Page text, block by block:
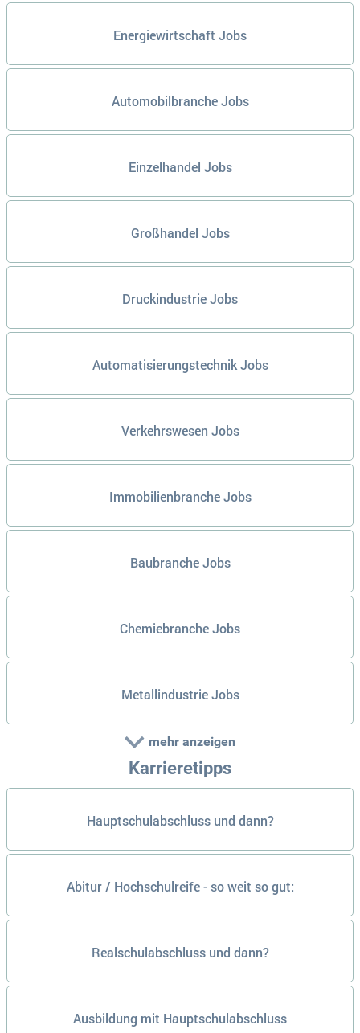
Energiewirtschaft Jobs
Automobilbranche Jobs
Einzelhandel Jobs
Großhandel Jobs
Druckindustrie Jobs
Automatisierungstechnik Jobs
Verkehrswesen Jobs
Immobilienbranche Jobs
Baubranche Jobs
Chemiebranche Jobs
Metallindustrie Jobs
mehr anzeigen
Karrieretipps
Hauptschulabschluss und dann?
Abitur / Hochschulreife - so weit so gut:
Realschulabschluss und dann?
Ausbildung mit Hauptschulabschluss